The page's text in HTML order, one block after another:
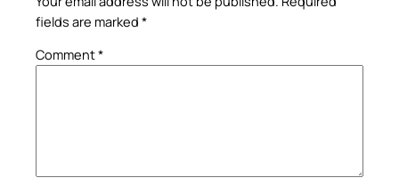
fields are marked *
Comment*